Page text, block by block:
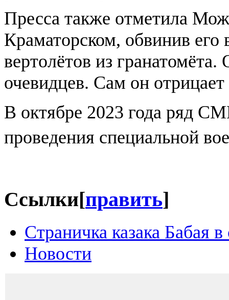
Пресса также отметила
Краматорском, обвинив
вертолётов из
очевидцев. Сам он отрицает
В октябре 2023 года ряд
проведения специальной
Ссылки[править]
Страничка казака Бабая
Новости